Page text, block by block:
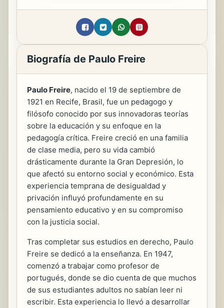
Biografía de Paulo Freire
Paulo Freire, nacido el 19 de septiembre de
1921 en Recife, Brasil, fue un pedagogo y
filósofo conocido por sus innovadoras teorías
sobre la educación y su enfoque en la
pedagogía crítica. Freire creció en una familia
de clase media, pero su vida cambió
drásticamente durante la Gran Depresión, lo
que afectó su entorno social y económico. Esta
experiencia temprana de desigualdad y
privación influyó profundamente en su
pensamiento educativo y en su compromiso
con la justicia social.
Tras completar sus estudios en derecho, Paulo
Freire se dedicó a la enseñanza. En 1947,
comenzó a trabajar como profesor de
portugués, donde se dio cuenta de que muchos
de sus estudiantes adultos no sabían leer ni
escribir. Esta experiencia lo llevó a desarrollar